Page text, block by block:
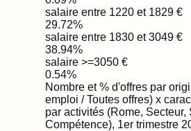
salaire entre 1220 et 1829 €
29.72%
salaire entre 1830 et 3049 €
38.94%
salaire >=3050 €
0.54%
Nombre et % d'offres par
emploi / Toutes offres) x
par activités (Rome, Secteur,
Compétence), 1er trimestre